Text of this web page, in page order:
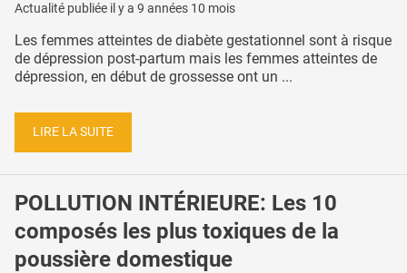
Actualité publiée il y a 9 années 10 mois
Les femmes atteintes de diabète gestationnel sont à risque
de dépression post-partum mais les femmes atteintes de
dépression, en début de grossesse ont un ...
LIRE LA SUITE
POLLUTION INTÉRIEURE: Les 10
composés les plus toxiques de la
poussière domestique